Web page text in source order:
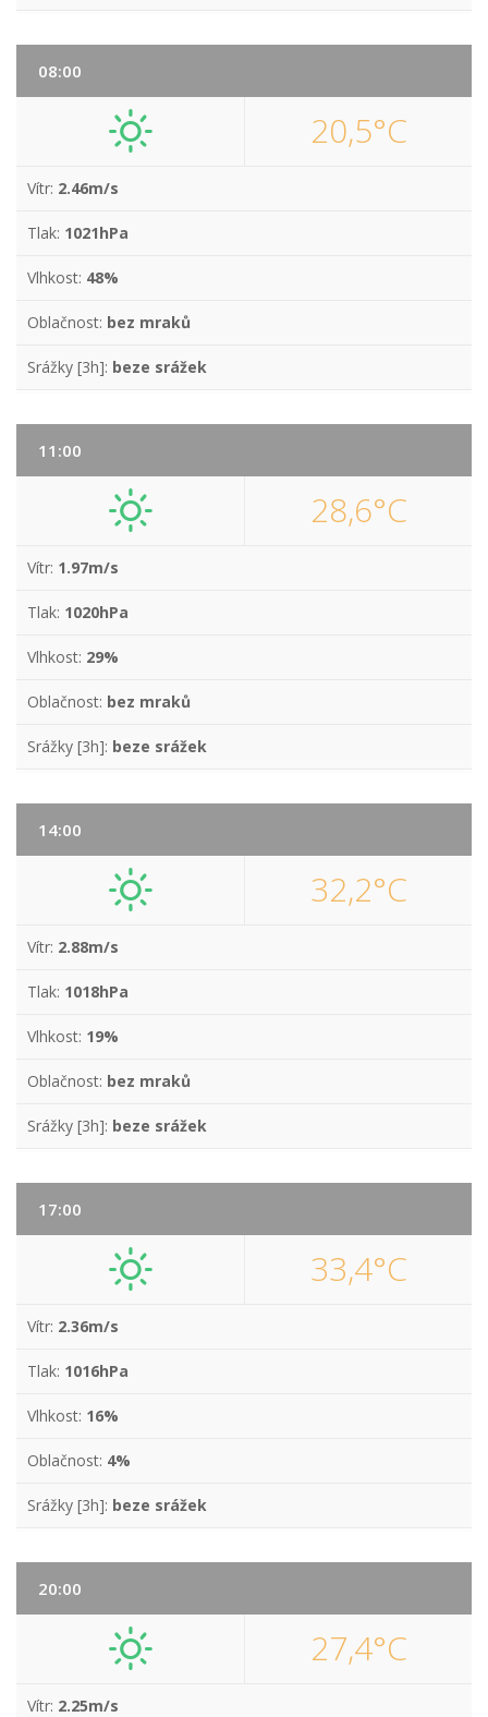
08:00
20,5°C
Vítr: 2.46m/s
Tlak: 1021hPa
Vlhkost: 48%
Oblačnost: bez mraků
Srážky [3h]: beze srážek
11:00
28,6°C
Vítr: 1.97m/s
Tlak: 1020hPa
Vlhkost: 29%
Oblačnost: bez mraků
Srážky [3h]: beze srážek
14:00
32,2°C
Vítr: 2.88m/s
Tlak: 1018hPa
Vlhkost: 19%
Oblačnost: bez mraků
Srážky [3h]: beze srážek
17:00
33,4°C
Vítr: 2.36m/s
Tlak: 1016hPa
Vlhkost: 16%
Oblačnost: 4%
Srážky [3h]: beze srážek
20:00
27,4°C
Vítr: 2.25m/s